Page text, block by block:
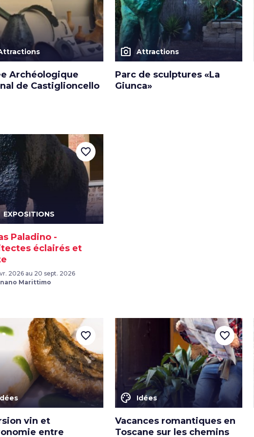
Archéologique
de Castiglioncello
photo_camera Attractions
Parc de sculptures «La
Giunca»
EXPOSITIONS
Paladino -
éclairés et
2026 au 20 sept. 2026
Marittimo
favorite_border
vin et
entre
favorite_border
color_lens Idées
Vacances romantiques en
Toscane sur les chemins
favorite_border